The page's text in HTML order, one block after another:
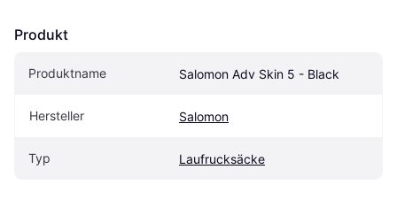
Produkt
Produktname Salomon Adv Skin 5 - Black
Hersteller Salomon
Typ Laufrucksäcke